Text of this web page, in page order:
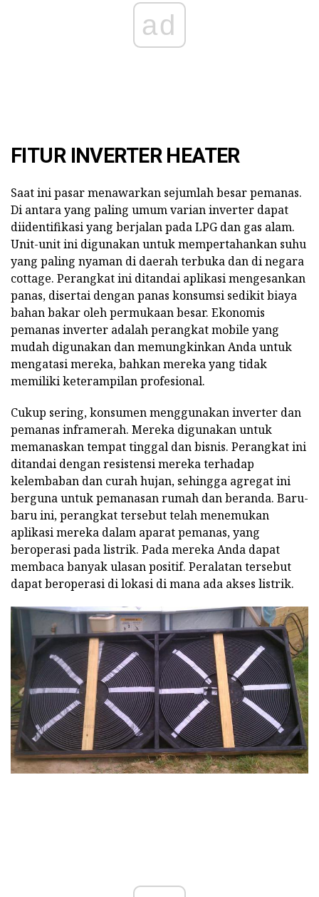
ad
FITUR INVERTER HEATER
Saat ini pasar menawarkan sejumlah besar pemanas.
Di antara yang paling umum varian inverter dapat
diidentifikasi yang berjalan pada LPG dan gas alam.
Unit-unit ini digunakan untuk mempertahankan suhu
yang paling nyaman di daerah terbuka dan di negara
cottage. Perangkat ini ditandai aplikasi mengesankan
panas, disertai dengan panas konsumsi sedikit biaya
bahan bakar oleh permukaan besar. Ekonomis
pemanas inverter adalah perangkat mobile yang
mudah digunakan dan memungkinkan Anda untuk
mengatasi mereka, bahkan mereka yang tidak
memiliki keterampilan profesional.
Cukup sering, konsumen menggunakan inverter dan
pemanas inframerah. Mereka digunakan untuk
memanaskan tempat tinggal dan bisnis. Perangkat ini
ditandai dengan resistensi mereka terhadap
kelembaban dan curah hujan, sehingga agregat ini
berguna untuk pemanasan rumah dan beranda. Baru-
baru ini, perangkat tersebut telah menemukan
aplikasi mereka dalam aparat pemanas, yang
beroperasi pada listrik. Pada mereka Anda dapat
membaca banyak ulasan positif. Peralatan tersebut
dapat beroperasi di lokasi di mana ada akses listrik.